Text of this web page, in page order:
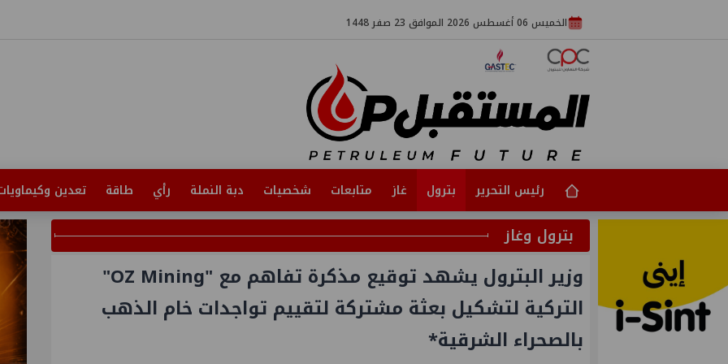
الخميس 06 أغسطس 2026 الموافق 23 صفر 1448
رئيس التحرير بترول غاز متابعات شخصيات دبة النملة رأي طاقة تعدين
بترول وغاز
وزير البترول يشهد توقيع مذكرة تفاهم مع "OZ Mining"
التركية لتشكيل بعثة مشتركة لتقييم تواجدات خام الذهب
بالصحراء الشرقية*